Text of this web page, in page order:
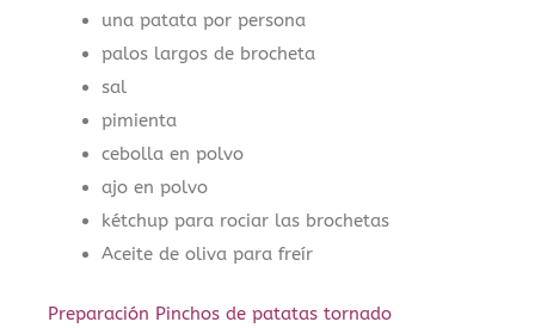
una patata por persona
palos largos de brocheta
sal
pimienta
cebolla en polvo
ajo en polvo
kétchup para rociar las brochetas
Aceite de oliva para freír
Preparación Pinchos de patatas tornado